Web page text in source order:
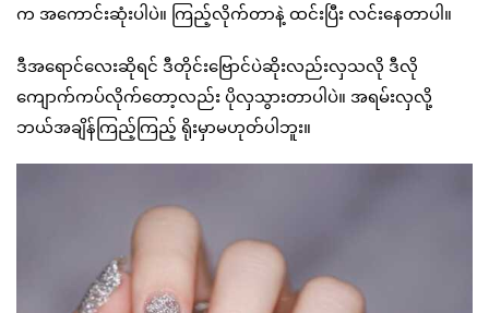
က အကောင်းဆုံးပါပဲ။ ကြည့်လိုက်တာနဲ့ ထင်းပြီး လင်းနေတာပါ။
ဒီအရောင်လေးဆိုရင် ဒီတိုင်းဗြောင်ပဲဆိုးလည်းလှသလို ဒီလို
ကျောက်ကပ်လိုက်တော့လည်း ပိုလှသွားတာပါပဲ။ အရမ်းလှလို့
ဘယ်အချိန်ကြည့်ကြည့် ရိုးမှာမဟုတ်ပါဘူး။